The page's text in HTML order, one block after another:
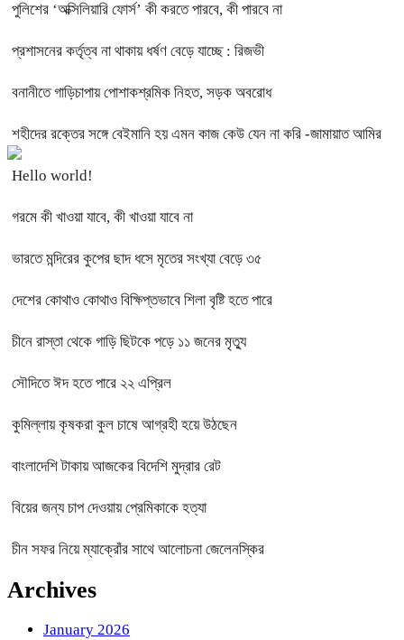
পুলিশের ‘অক্সিলিয়ারি ফোর্স’ কী করতে পারবে, কী পারবে না
প্রশাসনের কর্তৃত্ব না থাকায় ধর্ষণ বেড়ে যাচ্ছে : রিজভী
বনানীতে গাড়িচাপায় পোশাকশ্রমিক নিহত, সড়ক অবরোধ
শহীদের রক্তের সঙ্গে বেইমানি হয় এমন কাজ কেউ যেন না করি -জামায়াত আমির
Hello world!
গরমে কী খাওয়া যাবে, কী খাওয়া যাবে না
ভারতে মন্দিরের কুপের ছাদ ধসে মৃতের সংখ্যা বেড়ে ৩৫
দেশের কোথাও কোথাও বিক্ষিপ্তভাবে শিলা বৃষ্টি হতে পারে
চীনে রাস্তা থেকে গাড়ি ছিটকে পড়ে ১১ জনের মৃত্যু
সৌদিতে ঈদ হতে পারে ২২ এপ্রিল
কুমিল্লায় কৃষকরা কুল চাষে আগ্রহী হয়ে উঠছেন
বাংলাদেশি টাকায় আজকের বিদেশি মুদ্রার রেট
বিয়ের জন্য চাপ দেওয়ায় প্রেমিকাকে হত্যা
চীন সফর নিয়ে ম্যাক্রোঁর সাথে আলোচনা জেলেনস্কির
Archives
January 2026